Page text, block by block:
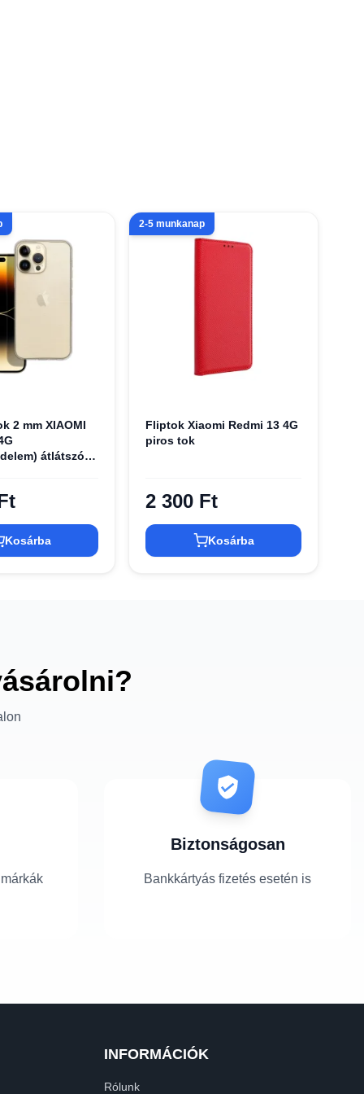
2 mm XIAOMI
átlátszó
Kosárba
2-5 munkanap
Fliptok Xiaomi Redmi 13 4G
piros tok
2 300 Ft
Kosárba
Biztonságosan
Bankkártyás fizetés esetén is
INFORMÁCIÓK
Rólunk